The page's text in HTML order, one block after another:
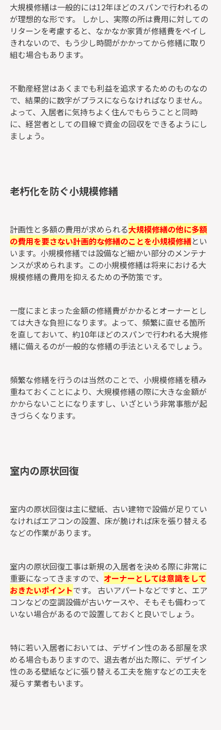
大規模修繕は一般的には12年ほどのスパンで行われるの
が理想的な形です。 しかし、実際の所は費用に対しての
リターンを考慮すると、なかなか家賃が修繕費をペイし
きれないので、もう少し時間がかかってから修繕に取り
組む場合もあります。
不動産経営はあくまでも利益を追求するためのものなの
で、結果的に数字がプラスにならなければなりません。
よって、入居者に気持ちよく住んでもらうことと同時
に、経営者としての目線で資金の回収をできるようにし
ましょう。
老朽化を防ぐ小規模修繕
計画性と多額の費用が求められる大規模修繕の他に多額
の費用を要さない計画的な修繕のことを小規模修繕とい
います。小規模修繕では設備など細かい部分のメンテナ
ンスが求められます。この小規模修繕は将来における大
規模修繕の費用を抑えるための予防策です。
一度にまとまった金額の修繕費がかかるとオーナーとし
ては大きな負担になります。よって、頻繁に直せる箇所
を直しておいて、約10年ほどのスパンで行われる大規修
繕に備えるのが一般的な修繕の手法といえるでしょう。
頻繁な修繕を行うのは当然のことで、小規模修繕を積み
重ねておくことにより、大規模修繕の際に大きな金額が
かからないことになりますし、いざという非常事態が起
きづらくなります。
室内の原状回復
室内の原状回復は主に壁紙、古い建物で設備が足りてい
なければエアコンの設置、床が脆ければ床を張り替える
などの作業があります。
室内の原状回復工事は新規の入居者を決める際に非常に
重要になってきますので、 オーナーとしては意識をして
おきたいポイントです。 古いアパートなどですと、エア
コンなどの空調設備が古いケースや、そもそも備わって
いない場合があるので設置しておくと良いでしょう。
特に若い入居者においては、デザイン性のある部屋を求
める場合もありますので、退去者が出た際に、デザイン
性のある壁紙などに張り替える工夫を施すなどの工夫を
凝らす業者もいます。